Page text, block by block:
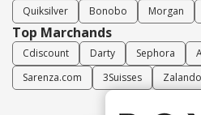
Quiksilver Bonobo Morgan
Top Marchands
Cdiscount Darty Sephora
Sarenza.com
3Suisses Zalando